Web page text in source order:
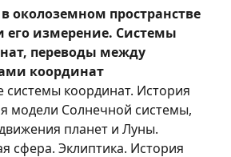
околоземном пространстве
его измерение. Системы
переводы между
координат
системы координат. История
модели Солнечной системы,
планет и Луны.
сфера. Эклиптика. История